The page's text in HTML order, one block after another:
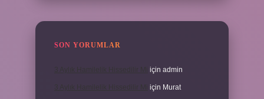
SON YORUMLAR
için admin
için Murat